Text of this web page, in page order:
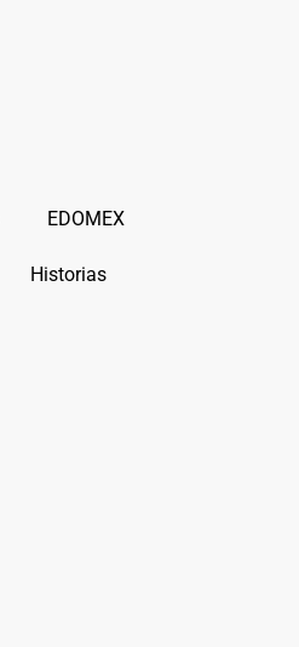
EDOMEX
Historias